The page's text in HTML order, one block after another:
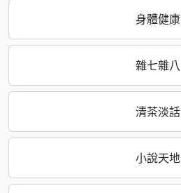
身體健康
雜七雜八
清茶淡話
小說天地